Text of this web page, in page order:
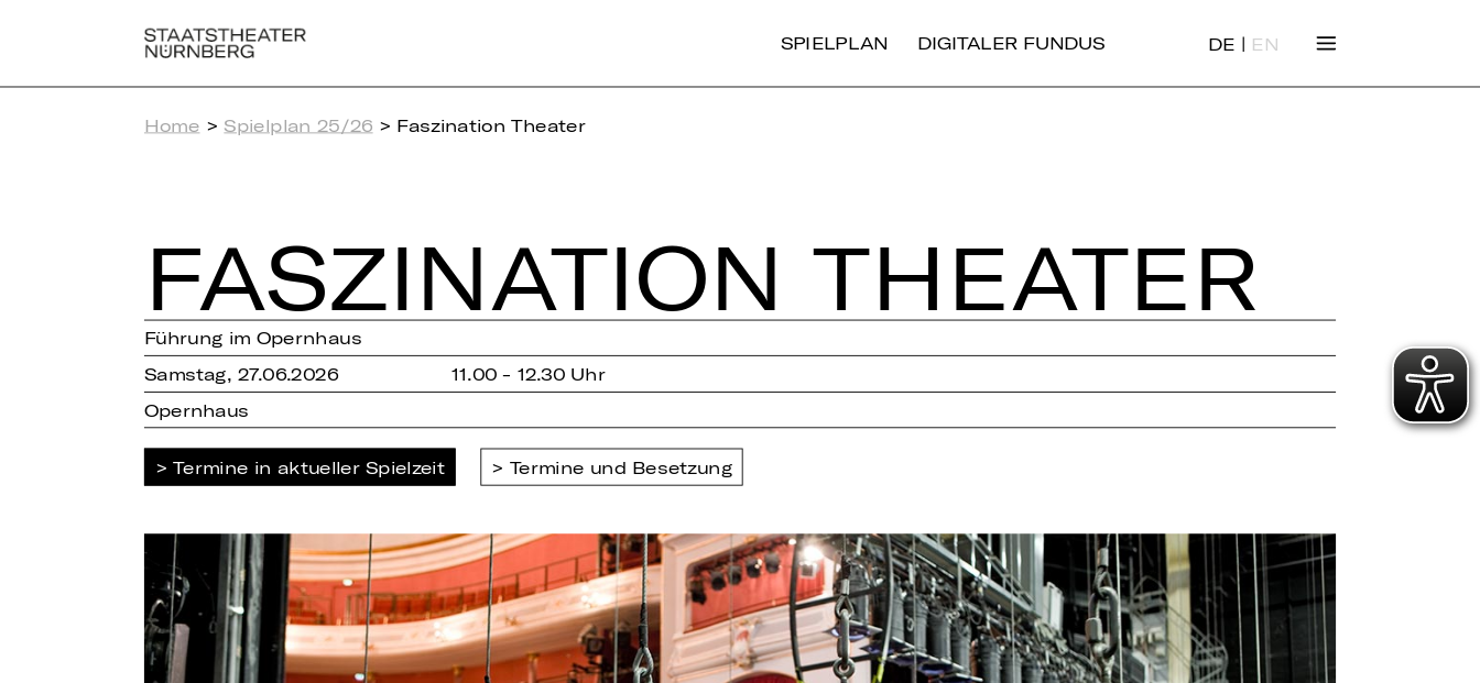
SPIELPLAN DIGITALER FUNDUS DE | EN
Home > Spielplan 25/26 > Faszination Theater
FAS­ZI­NA­TI­ON THEA­TER
Führung im Opernhaus
Samstag, 27.06.2026
11.00 - 12.30 Uhr
Opernhaus
Termine in aktueller Spielzeit Termine und Besetzung